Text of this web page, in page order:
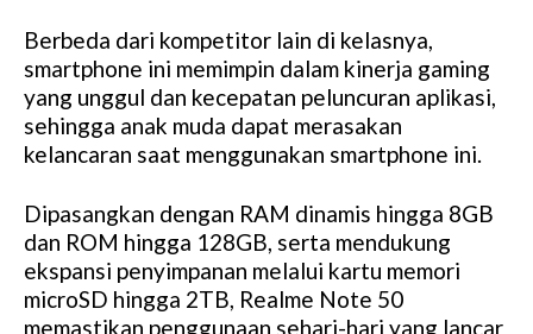
Berbeda dari kompetitor lain di kelasnya,
smartphone ini memimpin dalam kinerja gaming
yang unggul dan kecepatan peluncuran aplikasi,
sehingga anak muda dapat merasakan
kelancaran saat menggunakan smartphone ini.
Dipasangkan dengan RAM dinamis hingga 8GB
dan ROM hingga 128GB, serta mendukung
ekspansi penyimpanan melalui kartu memori
microSD hingga 2TB, Realme Note 50
memastikan penggunaan sehari-hari yang lancar